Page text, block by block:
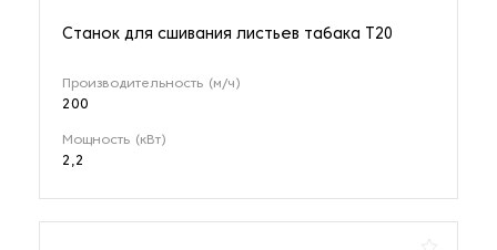
Станок для сшивания листьев табака T20
Производительность (м/ч)
200
Мощность (кВт)
2,2